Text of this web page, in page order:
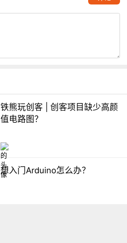
铁熊玩创客 | 创客项目缺少高颜
值电路图？
想入门Arduino怎么办？